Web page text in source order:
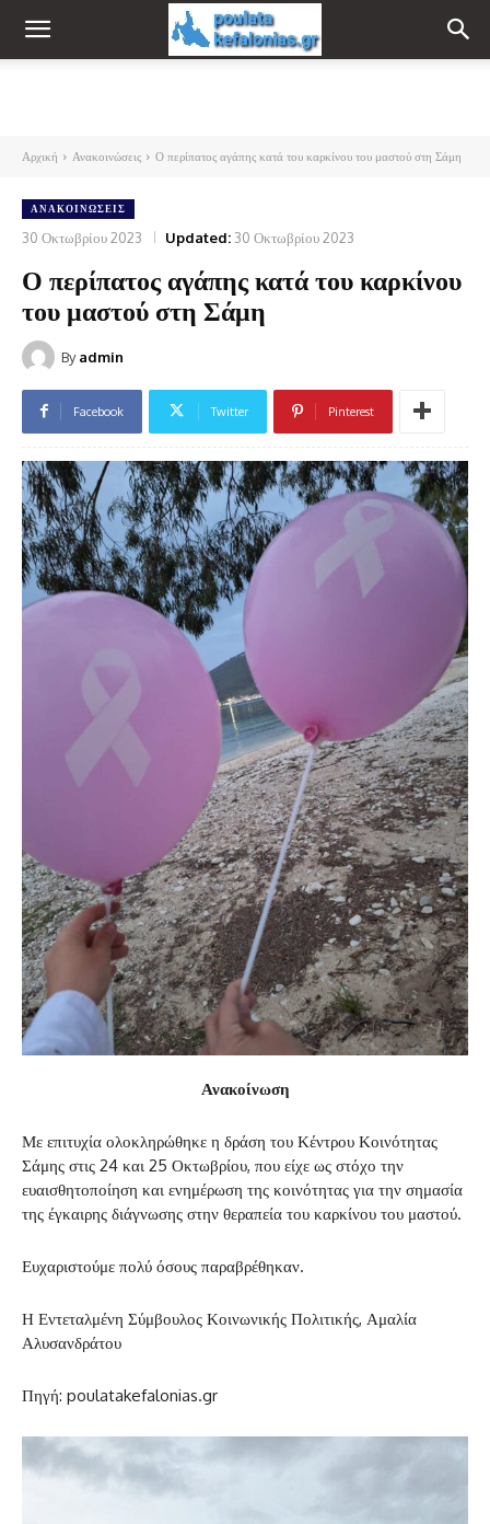
Αρχική Ανακοινώσεις Ο περίπατος αγάπης κατά του καρκίνου του μαστού στη Σάμη
ΑΝΑΚΟΙΝΏΣΕΙΣ
30 Οκτωβρίου 2023 Updated: 30 Οκτωβρίου 2023
Ο περίπατος αγάπης κατά του καρκίνου
του μαστού στη Σάμη
By admin
Facebook Twitter Pinterest
Ανακοίνωση
Με επιτυχία ολοκληρώθηκε η δράση του Κέντρου Κοινότητας
Σάμης στις 24 και 25 Οκτωβρίου, που είχε ως στόχο την
ευαισθητοποίηση και ενημέρωση της κοινότητας για την σημασία
της έγκαιρης διάγνωσης στην θεραπεία του καρκίνου του μαστού.
Ευχαριστούμε πολύ όσους παραβρέθηκαν.
Η Εντεταλμένη Σύμβουλος Κοινωνικής Πολιτικής, Αμαλία
Αλυσανδράτου
Πηγή: poulatakefalonias.gr